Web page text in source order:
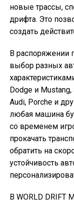
новые трассы,
дрифта. Это
создать
В распоряжении
выбор разных
Dodge и
Audi, Porche и
любая машина
со временем
прокачать
обратить на
устойчивость
В WORLD DRIFT